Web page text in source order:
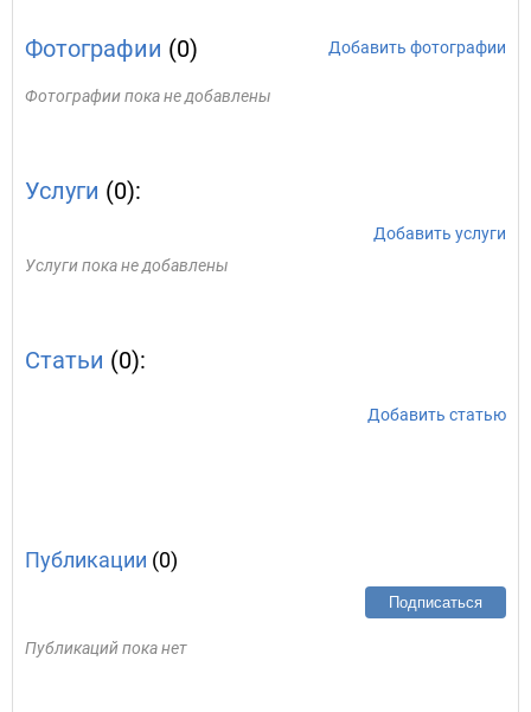
Фотографии (0) Добавить фотографии
Фотографии пока не добавлены
Услуги (0):
Добавить услуги
Услуги пока не добавлены
Статьи (0):
Добавить статью
Публикации (0)
Подписаться
Публикаций пока нет